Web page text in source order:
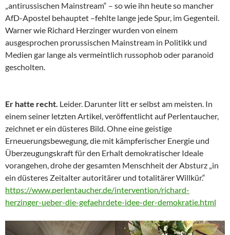
„antirussischen Mainstream“ – so wie ihn heute so mancher
AfD-Apostel behauptet –fehlte lange jede Spur, im Gegenteil.
Warner wie Richard Herzinger wurden von einem
ausgesprochen prorussischen Mainstream in Politikk und
Medien gar lange als vermeintlich russophob oder paranoid
gescholten.
Er hatte recht. Leider. Darunter litt er selbst am meisten. In
einem seiner letzten Artikel, veröffentlicht auf Perlentaucher,
zeichnet er ein düsteres Bild. Ohne eine geistige
Erneuerungsbewegung, die mit kämpferischer Energie und
Überzeugungskraft für den Erhalt demokratischer Ideale
vorangehen, drohe der gesamten Menschheit der Absturz „in
ein düsteres Zeitalter autoritärer und totalitärer Willkür.“
https://www.perlentaucher.de/intervention/richard-
herzinger-ueber-die-gefaehrdete-idee-der-demokratie.html